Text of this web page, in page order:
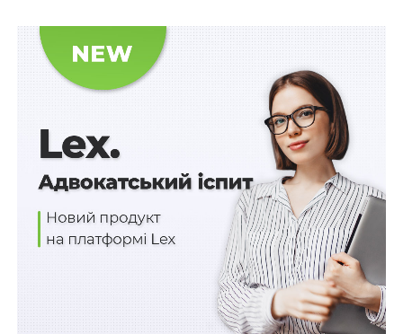
коштів фонду соціального захисту осіб з
інвалідністю
120 млн грн на компенсацію вартості авто для
осіб з інвалідністю внаслідок війни
Порушення правил паркування на місцях для
осіб з інвалідністю зможуть фіксувати всі охочі
71 млн євро від Франції на відновлення
критично важливої інфраструктури
ЄІБ
300 млн євро від ЄБРР на оновлення
електровозів Укрзалізниці